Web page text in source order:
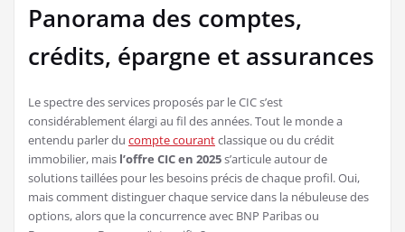
Panorama des comptes,
crédits, épargne et assurances
Le spectre des services proposés par le CIC s’est
considérablement élargi au fil des années. Tout le monde a
entendu parler du compte courantclassique ou du crédit
immobilier, mais l’offre CIC en 2025s’articule autour de
solutions taillées pour les besoins précis de chaque profil. Oui,
mais comment distinguer chaque service dans la nébuleuse des
options, alors que la concurrence avec BNP Paribas ou